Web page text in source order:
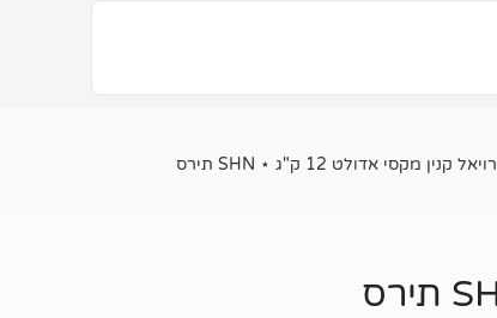
רויאל קנין מקסי אדולט 12 ק"ג ⋆ SHN תירס